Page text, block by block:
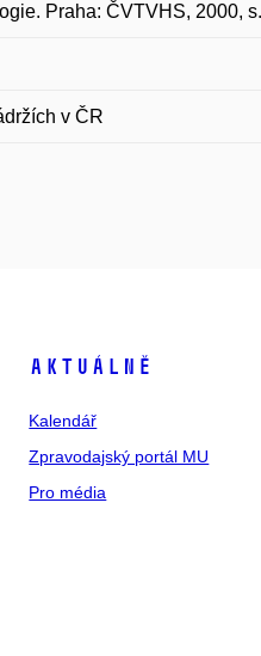
Praha: ČVTVHS, 2000,
v ČR
Aktuálně
Kalendář
Zpravodajský portál MU
Pro média